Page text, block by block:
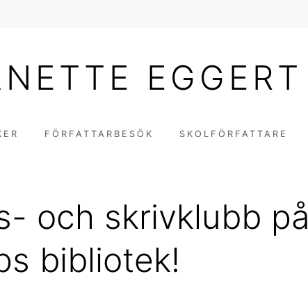
EGGERT
FÖRFATTARBESÖK SKOLFÖRFATTARE
och skrivklubb på
bibliotek!